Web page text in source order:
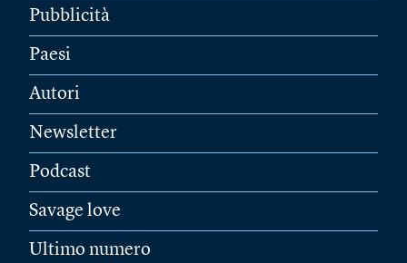
Pubblicità
Paesi
Autori
Newsletter
Podcast
Savage love
Ultimo numero